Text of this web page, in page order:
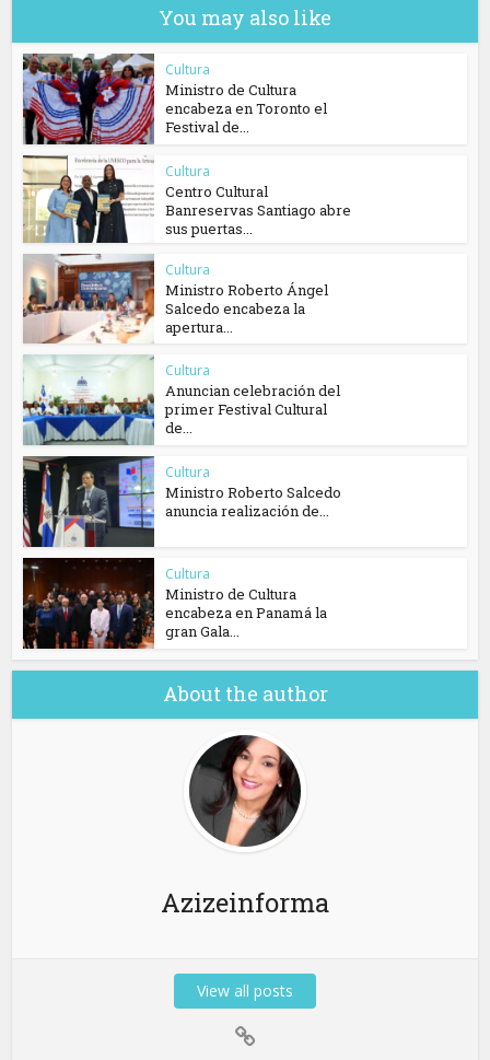
You may also like
Cultura
Ministro de Cultura
encabeza en Toronto el
Festival de...
Cultura
Centro Cultural
Banreservas Santiago abre
sus puertas...
Cultura
Ministro Roberto Ángel
Salcedo encabeza la
apertura...
Cultura
Anuncian celebración del
primer Festival Cultural
de...
Cultura
Ministro Roberto Salcedo
anuncia realización de...
Cultura
Ministro de Cultura
encabeza en Panamá la
gran Gala...
About the author
Azizeinforma
View all posts